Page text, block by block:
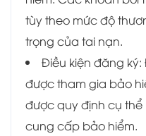
tùy theo mức độ
trọng của tai nạn.
Điều kiện đăng
được tham gia bảo
được quy định cụ
cung cấp bảo hiểm.